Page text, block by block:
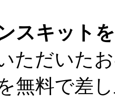
スキット
ただいた
無料で差